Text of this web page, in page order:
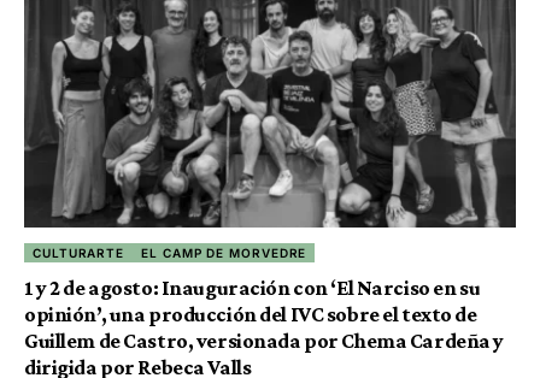
CULTURARTE EL CAMP DE MORVEDRE
1 y 2 de agosto: Inauguración con ‘El Narciso en su
opinión’, una producción del IVC sobre el texto de
Guillem de Castro, versionada por Chema Cardeña y
dirigida por Rebeca Valls